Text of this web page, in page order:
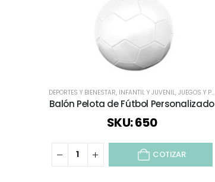
DEPORTES Y BIENESTAR, INFANTIL Y JUVENIL, JUEGOS Y PASATIEMPOS
Balón Pelota de Fútbol Personalizado
SKU: 650
COTIZAR